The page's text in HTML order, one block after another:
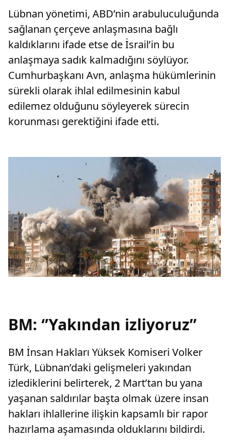
Lübnan yönetimi, ABD’nin arabuluculuğunda
sağlanan çerçeve anlaşmasına bağlı
kaldıklarını ifade etse de İsrail’in bu
anlaşmaya sadık kalmadığını söylüyor.
Cumhurbaşkanı Avn, anlaşma hükümlerinin
sürekli olarak ihlal edilmesinin kabul
edilemez olduğunu söyleyerek sürecin
korunması gerektiğini ifade etti.
BM: ‘’Yakından izliyoruz’’
BM İnsan Hakları Yüksek Komiseri Volker
Türk, Lübnan’daki gelişmeleri yakından
izlediklerini belirterek, 2 Mart’tan bu yana
yaşanan saldırılar başta olmak üzere insan
hakları ihlallerine ilişkin kapsamlı bir rapor
hazırlama aşamasında olduklarını bildirdi.